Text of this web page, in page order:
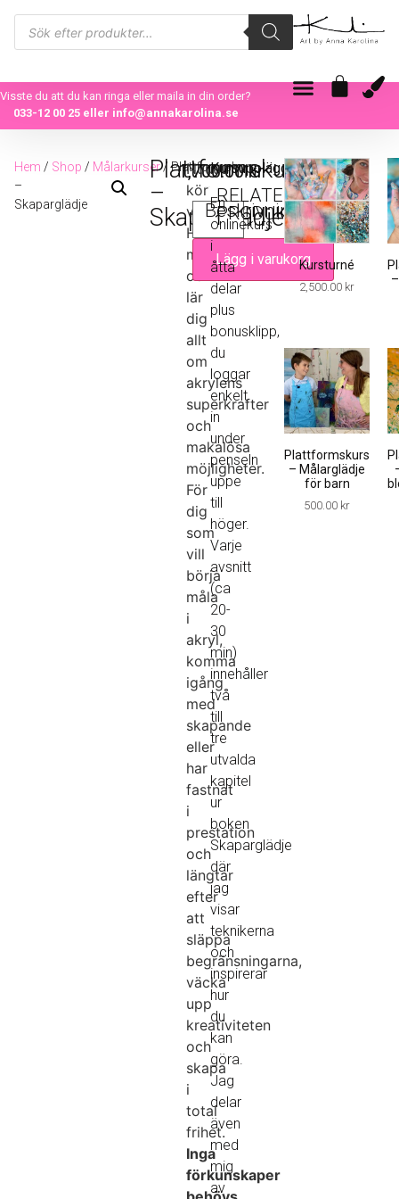
Visste du att du kan ringa eller maila in din order?
033-12 00 25eller info@annakarolina.se
Hem / Shop / Målarkurser/ Plattformskurs
–
Skaparglädje
Plattformskurs
–
Skaparglädje
1,700.00kr
Nuuuu
kör
vi!
Häng
med
och
lär
dig
allt
om
akrylens
superkrafter
och
makalösa
möjligheter.
För
dig
som
vill
börja
måla
i
akryl,
komma
igång
med
skapande
eller
har
fastnat
i
prestation
och
längtar
efter
att
släppa
begränsningarna,
väcka
upp
kreativiteten
och
skapa
i
total
frihet.
Inga
förkunskaper
Lägg i varukorg
Beskrivning
Kursupplägg:
En
onlinekurs
i
åtta
delar
plus
bonusklipp,
du
loggar
enkelt
in
under
penseln
uppe
till
höger.
Varje
avsnitt
(ca
20-
30
min)
innehåller
två
till
tre
utvalda
kapitel
ur
boken
Skaparglädje
där
jag
visar
teknikerna
och
inspirerar
hur
du
kan
göra.
Jag
delar
även
med
mig
av
RELATERADE
PRODUKTER
Kursturné
2,500.00 kr
Plattformskurs
– Målarglädje
för barn
500.00 kr